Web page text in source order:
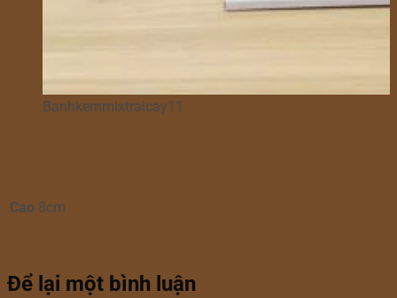
Banhkemmixtraicay11
Cao 8cm
Để lại một bình luận